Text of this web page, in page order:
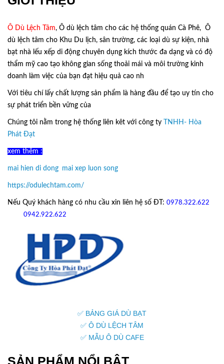
Ô Dù Lệch Tâm, Ô dù lệch tâm cho các hệ thống quán Cà Phê, Ô
dù lệch tâm cho Khu Du lịch, sân trường, các loại dù sự kiện, nhà
bạt nhà lếu xếp di động chuyên dụng kích thước đa dạng và có độ
thẩm mỹ cao tạo không gian sống thoải mái và môi trường kinh
doanh làm việc của bạn đạt hiệu quả cao nh
Với tiêu chí lấy chất lượng sản phẩm là hàng đầu để tạo uy tín cho
sự phát triển bền vững của
Chúng tôi nằm trong hệ thống liên kêt với công ty TNHH- Hòa
Phát Đạt
xem thêm :
mai hien di dong mai xep luon song
https://odulechtam.com/
Nếu Quý khách hàng có nhu cầu xin liên hệ số ĐT: 0978.322.622
0942.922.622
✅ BẢNG GIÁ DÙ BẠT
✅ Ô DÙ LỆCH TÂM
✅ MẪU Ô DÙ CAFE
SẢN PHẨM NỔI BẬT